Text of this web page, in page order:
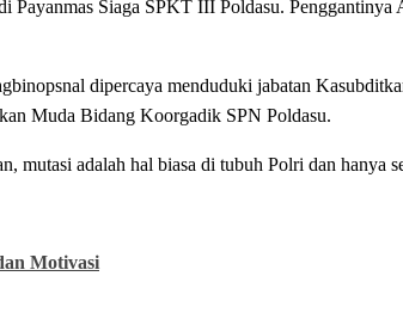
Payanmas Siaga SPKT III Poldasu. Penggantinya
dipercaya menduduki jabatan
Muda Bidang Koorgadik SPN Poldasu.
mutasi adalah hal biasa di tubuh Polri dan hanya
Motivasi